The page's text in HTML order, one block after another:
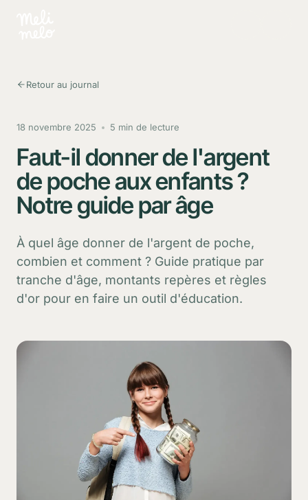
Retour au journal
18 novembre 2025 5 min de lecture
Faut-il donner de l'argent
de poche aux enfants ?
Notre guide par âge
À quel âge donner de l'argent de poche,
combien et comment ? Guide pratique par
tranche d'âge, montants repères et règles
d'or pour en faire un outil d'éducation.